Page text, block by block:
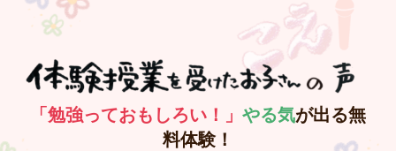
「勉強っておもしろい！」 やる気が出る無
料体験！